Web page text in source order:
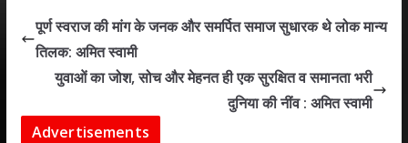
s
A
p
p
b
o
o
k
er e
n
l e
पूर्ण स्वराज की मांग के जनक और समर्पित समाज सुधारक थे लोक मान्य
तिलक: अमित स्वामी
युवाओं का जोश, सोच और मेहनत ही एक सुरक्षित व समानता भरी
दुनिया की नींव : अमित स्वामी
Advertisements